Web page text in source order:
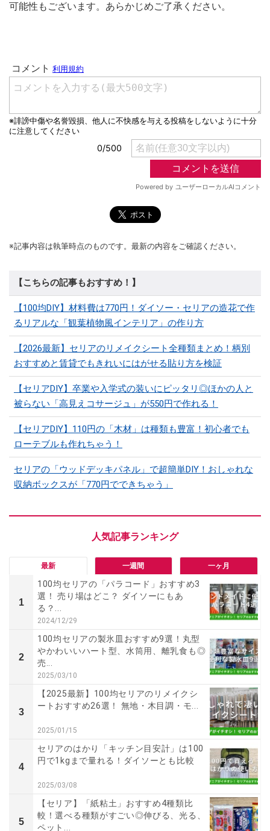
可能性もございます。あらかじめご了承ください。
※記事内容は執筆時点のものです。最新の内容をご確認ください。
【こちらの記事もおすすめ！】
【100均DIY】材料費は770円！ダイソー・セリアの造花で作
るリアルな「観葉植物風インテリア」の作り方
【2026最新】セリアのリメイクシート全種類まとめ！柄別
おすすめと賃貸でもきれいにはがせる貼り方を検証
【セリアDIY】卒業や入学式の装いにピッタリ◎ほかの人と
被らない「高見えコサージュ」が550円で作れる！
【セリアDIY】110円の「木材」は種類も豊富！初心者でも
ローテブルも作れちゃう！
セリアの「ウッドデッキパネル」で超簡単DIY！おしゃれな
収納ボックスが「770円でできちゃう」
最新 一週間 一ヶ月
1
100均セリアの「パラコード」おすすめ3
選！ 売り場はどこ？ ダイソーにもあ
る？...
2024/12/29
2
100均セリアの製氷皿おすすめ9選！丸型
やかわいいハート型、水筒用、離乳食も◎
売...
2025/03/10
3
【2025最新】100均セリアのリメイクシ
ートおすすめ26選！ 無地・木目調・モ...
2025/01/15
4
セリアのはかり「キッチン目安計」は100
円で1kgまで量れる！ダイソーとも比較
2025/03/08
5
【セリア】「紙粘土」おすすめ4種類比
較！選べる種類がすごい◎伸びる、光る、
ペット...